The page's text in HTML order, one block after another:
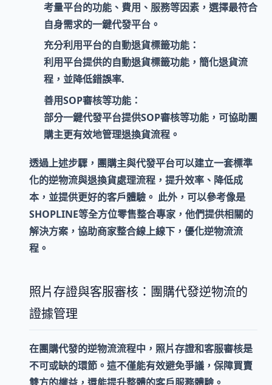
考量平台的功能 、 費用 、 服務等因素，選擇最符合
自身需求的一鍵代發平台。
充分利用平台的自動退貨標籤功能 ：
利用平台提供的自動退貨標籤功能 ，簡化退貨流
程，並降低錯誤率.
善用SOP審核等功能 ：
部分一鍵代發平台提供SOP審核等功能，可協助團
購主更有效地管理退換貨流程 。
透過上述步驟，團購主與代發平台可以建立一套標準
化的逆物流與退換貨處理流程，提升效率、降低成
本，並提供更好的客戶體驗。 此外，可以參考像是
SHOPLINE等全方位零售整合專家，他們提供相關的
解決方案，協助商家整合線上線下，優化逆物流流
程。
照片存證與客服審核：團購代發逆物流的
證據管理
在團購代發的逆物流流程中， 照片存證和客服審核是
不可或缺的環節。這不僅能有效避免爭議，保障買賣